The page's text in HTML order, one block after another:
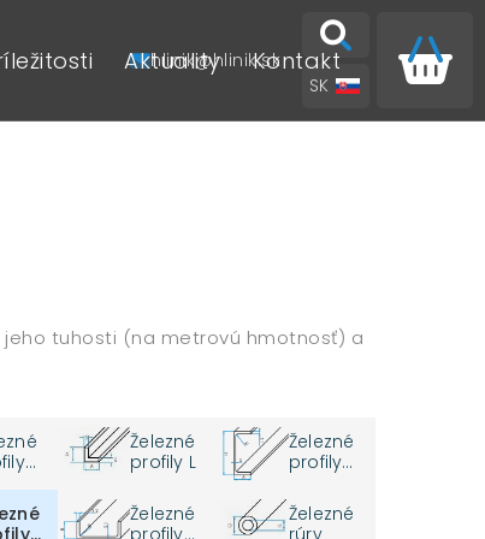
Aktuality Kontakt
hlinik@hlinik.sk
SK
jeho tuhosti (na metrovú hmotnosť) a
Železné
profily L
Železné
profily
Železné
profily
Železné
rúry